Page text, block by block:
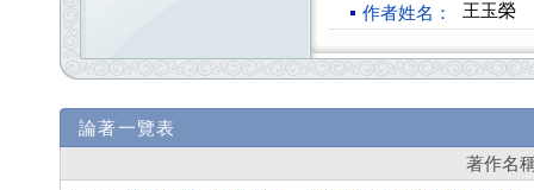
作者姓名： 王玉榮
論著一覽表
著作名